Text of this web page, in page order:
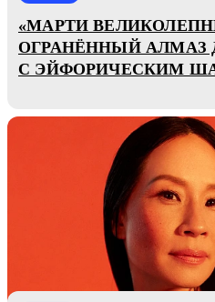
«МАРТИ
ОГРАНЁННЫЙ
С ЭЙФОРИЧЕСКИМ